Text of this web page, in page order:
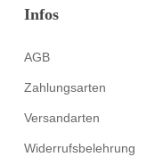
Infos
AGB
Zahlungsarten
Versandarten
Widerrufsbelehrung